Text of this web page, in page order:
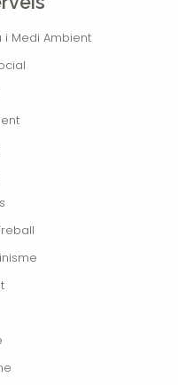
i Medi Ambient